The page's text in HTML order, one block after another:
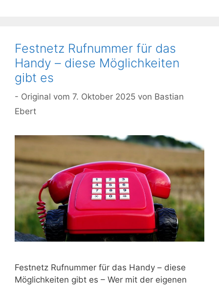
Festnetz Rufnummer für das
Handy – diese Möglichkeiten
gibt es
7. Oktober 2025 von Bastian
Ebert
Festnetz Rufnummer für das Handy – diese
Möglichkeiten gibt es – Wer mit der eigenen